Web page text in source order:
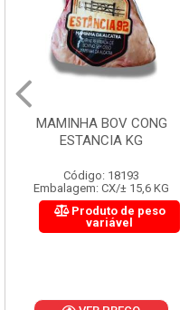
MAMINHA BOV CONG
Código: 18193
Embalagem: CX/± 15,6 KG
Produto de peso
variável